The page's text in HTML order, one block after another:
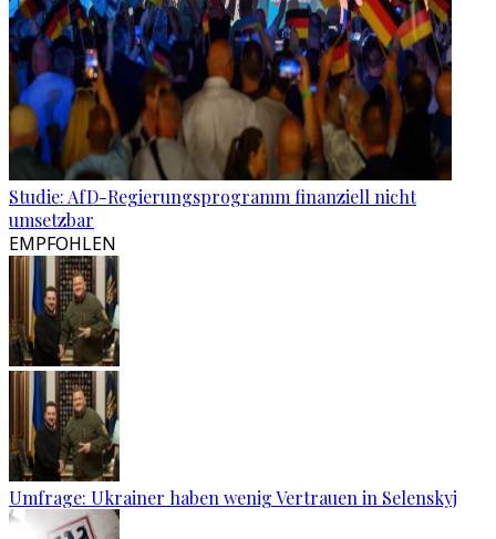
Studie: AfD-Regierungsprogramm finanziell nicht
umsetzbar
EMPFOHLEN
Umfrage: Ukrainer haben wenig Vertrauen in Selenskyj